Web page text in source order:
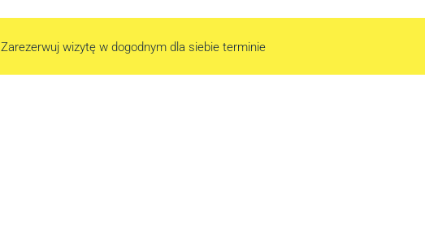
Zarezerwuj wizytę w dogodnym dla siebie terminie